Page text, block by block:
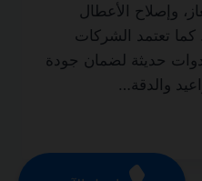
وإصلاح الأعطال
كما تعتمد الشركات
حديثة لضمان جودة
والدقة…